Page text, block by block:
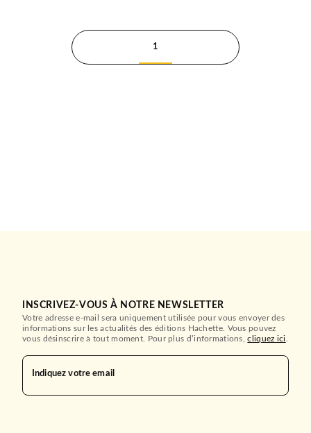
1
INSCRIVEZ-VOUS À NOTRE NEWSLETTER
Votre adresse e-mail sera uniquement utilisée pour vous envoyer des
informations sur les actualités des éditions Hachette. Vous pouvez
vous désinscrire à tout moment. Pour plus d’informations,cliquez ici.
Indiquez votre email